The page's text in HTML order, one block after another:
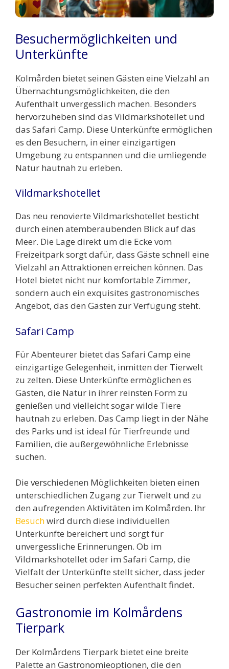
Besuchermöglichkeiten und
Unterkünfte
Kolmården bietet seinen Gästen eine Vielzahl an
Übernachtungsmöglichkeiten, die den
Aufenthalt unvergesslich machen. Besonders
hervorzuheben sind das Vildmarkshotellet und
das Safari Camp. Diese Unterkünfte ermöglichen
es den Besuchern, in einer einzigartigen
Umgebung zu entspannen und die umliegende
Natur hautnah zu erleben.
Vildmarkshotellet
Das neu renovierte Vildmarkshotellet besticht
durch einen atemberaubenden Blick auf das
Meer. Die Lage direkt um die Ecke vom
Freizeitpark sorgt dafür, dass Gäste schnell eine
Vielzahl an Attraktionen erreichen können. Das
Hotel bietet nicht nur komfortable Zimmer,
sondern auch ein exquisites gastronomisches
Angebot, das den Gästen zur Verfügung steht.
Safari Camp
Für Abenteurer bietet das Safari Camp eine
einzigartige Gelegenheit, inmitten der Tierwelt
zu zelten. Diese Unterkünfte ermöglichen es
Gästen, die Natur in ihrer reinsten Form zu
genießen und vielleicht sogar wilde Tiere
hautnah zu erleben. Das Camp liegt in der Nähe
des Parks und ist ideal für Tierfreunde und
Familien, die außergewöhnliche Erlebnisse
suchen.
Die verschiedenen Möglichkeiten bieten einen
unterschiedlichen Zugang zur Tierwelt und zu
den aufregenden Aktivitäten im Kolmården. Ihr
Besuchwird durch diese individuellen
Unterkünfte bereichert und sorgt für
unvergessliche Erinnerungen. Ob im
Vildmarkshotellet oder im Safari Camp, die
Vielfalt der Unterkünfte stellt sicher, dass jeder
Besucher seinen perfekten Aufenthalt findet.
Gastronomie im Kolmårdens
Tierpark
Der Kolmårdens Tierpark bietet eine breite
Palette an Gastronomieoptionen, die den